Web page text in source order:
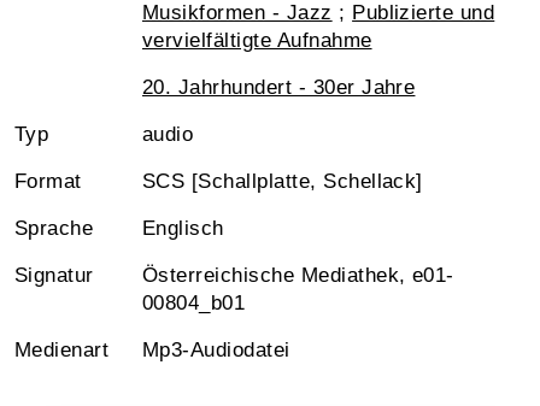
Musikformen - Jazz ; Publizierte und
vervielfältigte Aufnahme
20. Jahrhundert - 30er Jahre
Typ audio
Format SCS [Schallplatte, Schellack]
Sprache Englisch
Signatur
Österreichische Mediathek, e01-
00804_b01
Medienart Mp3-Audiodatei